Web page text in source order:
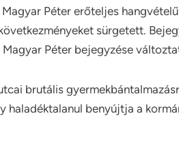
Péter erőteljes
sürgetett.
Magyar Péter bejegyzése
brutális
haladéktalanul benyújtja a